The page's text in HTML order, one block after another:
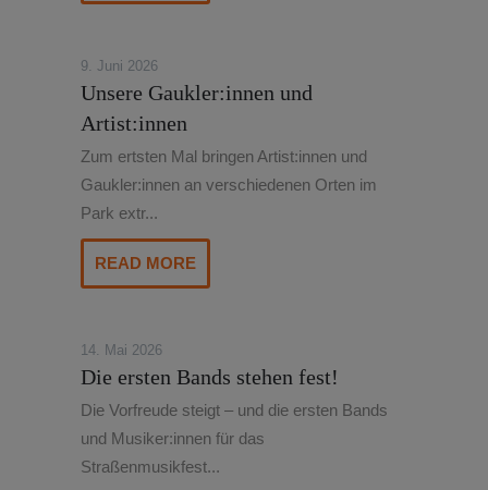
9. Juni 2026
Unsere Gaukler:innen und
Artist:innen
Zum ertsten Mal bringen Artist:innen und
Gaukler:innen an verschiedenen Orten im
Park extr...
READ MORE
14. Mai 2026
Die ersten Bands stehen fest!
Die Vorfreude steigt – und die ersten Bands
und Musiker:innen für das
Straßenmusikfest...